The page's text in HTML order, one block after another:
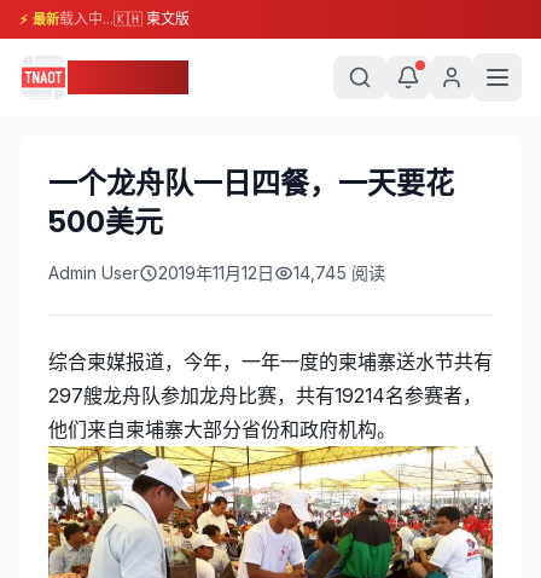
⚡ 最新载入中...🇰🇭 柬文版
一个龙舟队一日四餐，一天要花
500美元
Admin User 2019年11月12日 14,745 阅读
综合柬媒报道，今年，一年一度的柬埔寨送水节共有
297艘龙舟队参加龙舟比赛，共有19214名参赛者，
他们来自柬埔寨大部分省份和政府机构。